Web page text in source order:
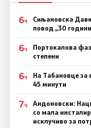
6Ч
Сиљановска
повод „30
6Ч
Портокалова
степени
6Ч
На Табановце за
45 минути
7Ч
Андоновски:
со мала
исклучиво за